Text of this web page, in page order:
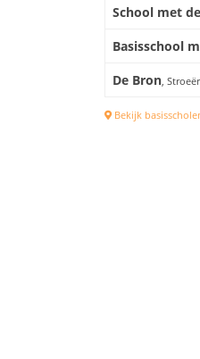
School met
Basisschool
De Bron,
Bekijk